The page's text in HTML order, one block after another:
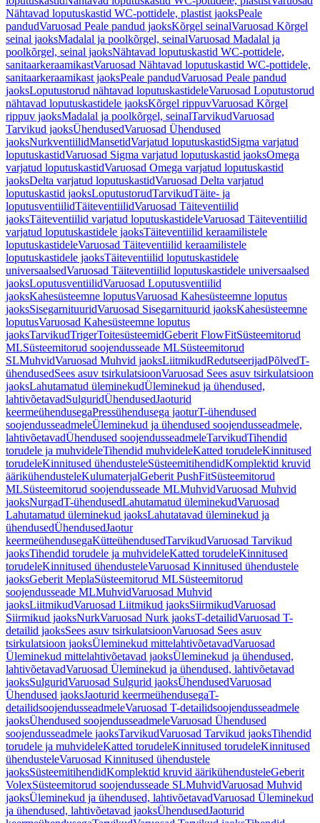
Nähtavad loputuskastid WC-pottidele, plastist jaoksPeale
pandudVaruosad Peale pandud jaoksKõrgel seinalVaruosad Kõrgel
seinal jaoksMadalal ja poolkõrgel, seinalVaruosad Madalal ja
poolkõrgel, seinal jaoksNähtavad loputuskastid WC-pottidele,
sanitaarkeraamikastVaruosad Nähtavad loputuskastid WC-pottidele,
sanitaarkeraamikast jaoksPeale pandudVaruosad Peale pandud
jaoksLoputustorud nähtavad loputuskastideleVaruosad Loputustorud
nähtavad loputuskastidele jaoksKõrgel rippuvVaruosad Kõrgel
rippuv jaoksMadalal ja poolkõrgel, seinalTarvikudVaruosad
Tarvikud jaoksÜhendusedVaruosad Ühendused
jaoksNurkventiilidMansetidVarjatud loputuskastidSigma varjatud
loputuskastidVaruosad Sigma varjatud loputuskastid jaoksOmega
varjatud loputuskastidVaruosad Omega varjatud loputuskastid
jaoksDelta varjatud loputuskastidVaruosad Delta varjatud
loputuskastid jaoksLoputustorudTarvikudTäite- ja
loputusventiilidTäiteventiilidVaruosad Täiteventiilid
jaoksTäiteventiilid varjatud loputuskastideleVaruosad Täiteventiilid
varjatud loputuskastidele jaoksTäiteventiilid keraamilistele
loputuskastideleVaruosad Täiteventiilid keraamilistele
loputuskastidele jaoksTäiteventiilid loputuskastidele
universaalsedVaruosad Täiteventiilid loputuskastidele universaalsed
jaoksLoputusventiilidVaruosad Loputusventiilid
jaoksKahesüsteemne loputusVaruosad Kahesüsteemne loputus
jaoksSisegarnituuridVaruosad Sisegarnituurid jaoksKahesüsteemne
loputusVaruosad Kahesüsteemne loputus
jaoksTarvikudTrigerToitesüsteemidGeberit FlowFitSüsteemitorud
MLSüsteemitorud soojendusseade MLSüsteemitorud
SLMuhvidVaruosad Muhvid jaoksLiitmikudRedutseerijadPõlvedT-
ühendusedSees asuv tsirkulatsioonVaruosad Sees asuv tsirkulatsioon
jaoksLahutamatud üleminekudÜleminekud ja ühendused,
lahtivõetavadSulguridÜhendusedJaoturid
keermeühendusegaPressühendusega jaoturT-ühendused
soojendusseadmeleÜleminekud ja ühendused soojendusseadmele,
lahtivõetavadÜhendused soojendusseadmeleTarvikudTihendid
torudele ja muhvideleTihendid muhvideleKatted torudeleKinnitused
torudeleKinnitused ühendusteleSüsteemitihendidKomplektid kruvid
äärikühendusteleKulumaterjalGeberit PushFitSüsteemitorud
MLSüsteemitorud soojendusseade MLMuhvidVaruosad Muhvid
jaoksNurgadT-ühendusedLahutamatud üleminekudVaruosad
Lahutamatud üleminekud jaoksLahutatavad üleminekud ja
ühendusedÜhendusedJaotur
keermeühendusegaKütteühendusedTarvikudVaruosad Tarvikud
jaoksTihendid torudele ja muhvideleKatted torudeleKinnitused
torudeleKinnitused ühendusteleVaruosad Kinnitused ühendustele
jaoksGeberit MeplaSüsteemitorud MLSüsteemitorud
soojendusseade MLMuhvidVaruosad Muhvid
jaoksLiitmikudVaruosad Liitmikud jaoksSiirmikudVaruosad
Siirmikud jaoksNurkVaruosad Nurk jaoksT-detailidVaruosad T-
detailid jaoksSees asuv tsirkulatsioonVaruosad Sees asuv
tsirkulatsioon jaoksÜleminekud mittelahtivõetavadVaruosad
Üleminekud mittelahtivõetavad jaoksÜleminekud ja ühendused,
lahtivõetavadVaruosad Üleminekud ja ühendused, lahtivõetavad
jaoksSulguridVaruosad Sulgurid jaoksÜhendusedVaruosad
Ühendused jaoksJaoturid keermeühendusegaT-
detailidsoojendusseadmeleVaruosad T-detailidsoojendusseadmele
jaoksÜhendused soojendusseadmeleVaruosad Ühendused
soojendusseadmele jaoksTarvikudVaruosad Tarvikud jaoksTihendid
torudele ja muhvideleKatted torudeleKinnitused torudeleKinnitused
ühendusteleVaruosad Kinnitused ühendustele
jaoksSüsteemitihendidKomplektid kruvid äärikühendusteleGeberit
VolexSüsteemitorud soojendusseade SLMuhvidVaruosad Muhvid
jaoksÜleminekud ja ühendused, lahtivõetavadVaruosad Üleminekud
ja ühendused, lahtivõetavad jaoksÜhendusedJaoturid